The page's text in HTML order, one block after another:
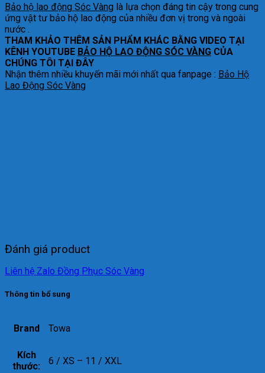
Bảo hộ lao động Sóc Vàng là lựa chọn đáng tin cậy trong cung
ứng vật tư bảo hộ lao động của nhiều đơn vị trong và ngoài
nước .
THAM KHẢO THÊM SẢN PHẨM KHÁC BẰNG VIDEO TẠI
KÊNH YOUTUBE BẢO HỘ LAO ĐỘNG SÓC VÀNG CỦA
CHÚNG TÔI TẠI ĐÂY
Nhận thêm nhiều khuyến mãi mới nhất qua fanpage : Bảo Hộ
Lao Động Sóc Vàng
Đánh giá product
Liên hệ Zalo Đồng Phục Sóc Vàng
Thông tin bổ sung
Brand Towa
Kích
thước:
6 / XS – 11 / XXL